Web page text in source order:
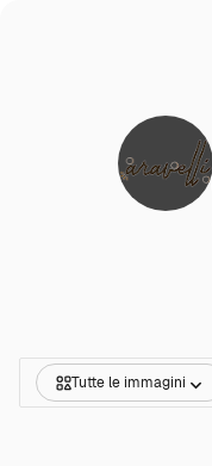
Tutte le immagini